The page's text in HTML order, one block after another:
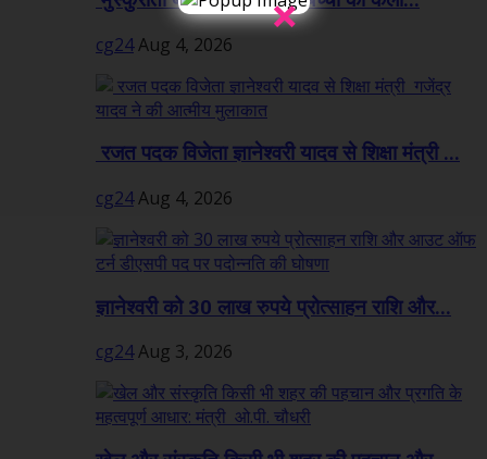
cg24Aug 4, 2026
रजत पदक विजेता ज्ञानेश्वरी यादव से शिक्षा मंत्री ...
cg24Aug 4, 2026
ज्ञानेश्वरी को 30 लाख रुपये प्रोत्साहन राशि और...
cg24Aug 3, 2026
×